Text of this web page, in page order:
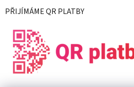
PŘIJÍMÁME QR PLATBY